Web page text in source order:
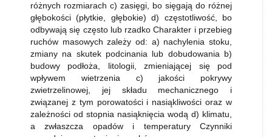
różnych rozmiarach c) zasięgi, bo sięgają do różnej
głębokości (płytkie, głębokie) d) częstotliwość, bo
odbywają się często lub rzadko Charakter i przebieg
ruchów masowych zależy od: a) nachylenia stoku,
zmiany na skutek podcinania lub dobudowania b)
budowy podłoża, litologii, zmieniającej się pod
wpływem wietrzenia c) jakości pokrywy
zwietrzelinowej, jej składu mechanicznego i
związanej z tym porowatości i nasiąkliwości oraz w
zależności od stopnia nasiąknięcia wodą d) klimatu,
a zwłaszcza opadów i temperatury Czynniki